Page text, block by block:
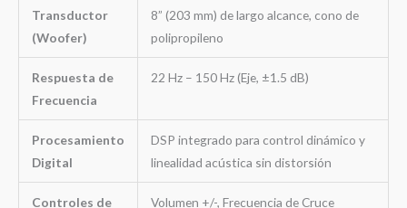
Transductor
(Woofer)
8” (203 mm) de largo alcance, cono de
polipropileno
Respuesta de
Frecuencia
22 Hz – 150 Hz (Eje, ±1.5 dB)
Procesamiento
Digital
DSP integrado para control dinámico y
linealidad acústica sin distorsión
Controles de
Volumen +/-, Frecuencia de Cruce